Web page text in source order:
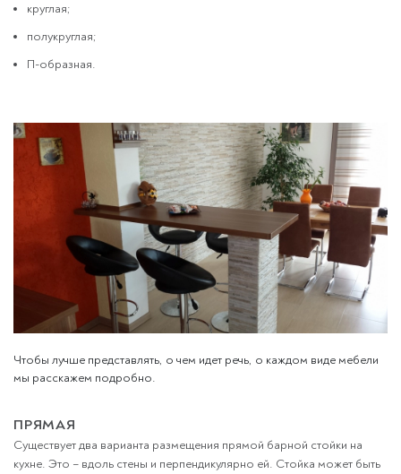
круглая;
полукруглая;
П-образная.
Чтобы лучше представлять, о чем идет речь, о каждом виде мебели
мы расскажем подробно.
ПРЯМАЯ
Существует два варианта размещения прямой барной стойки на
кухне. Это – вдоль стены и перпендикулярно ей. Стойка может быть